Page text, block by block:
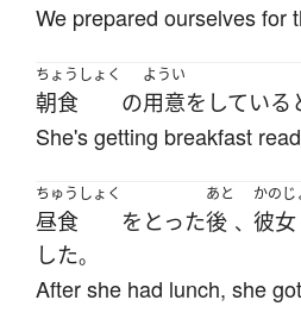
We prepared ourselves for
ちょうしょく
朝食 の
ようい
用意を している
She's getting breakfast
ちゅうしょく
昼食 を とった
あと
後 、
かのじ
彼女
した。
After she had lunch, she